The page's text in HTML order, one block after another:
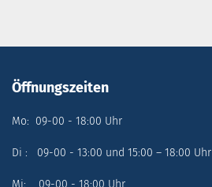
Öffnungszeiten
Mo: 09-00 - 18:00 Uhr
Di : 09-00 - 13:00 und 15:00 – 18:00 Uhr
Mi: 09-00 - 18:00 Uhr